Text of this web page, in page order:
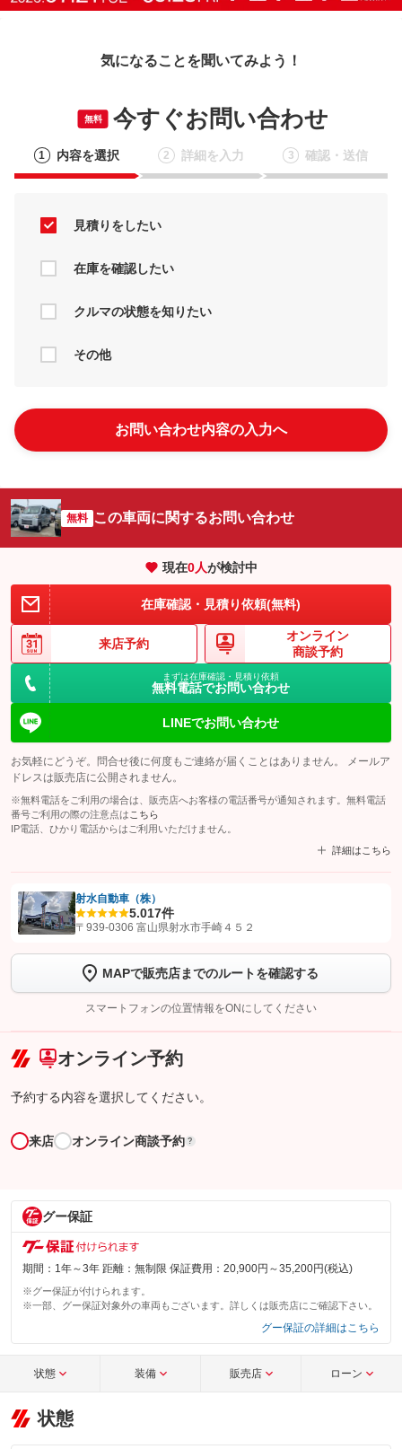
気になることを聞いてみよう！
無料 今すぐお問い合わせ
1 内容を選択 2 詳細を入力 3 確認・送信
見積りをしたい
在庫を確認したい
クルマの状態を知りたい
その他
お問い合わせ内容の入力へ
無料 この車両に関するお問い合わせ
現在0人が検討中
在庫確認・見積り依頼(無料)
来店予約
オンライン
商談予約
まずは在庫確認・見積り依頼
無料電話でお問い合わせ
LINEでお問い合わせ
お気軽にどうぞ。問合せ後に何度もご連絡が届くことはありません。 メールア
ドレスは販売店に公開されません。
※無料電話をご利用の場合は、販売店へお客様の電話番号が通知されます。無料電話
番号ご利用の際の注意点は こちら
IP電話、ひかり電話からはご利用いただけません。
詳細はこちら
【STEP1】認証画面でグーネットを友だち追加してから「許可する」ボタンを押
トーク画面で
ボタンをタップして問い合わせを
完了してください。
こちら
射水自動車（株）
5.017件
〒939-0306 富山県射水市手崎４５２
MAPで販売店までのルートを確認する
スマートフォンの位置情報をONにしてください
オンライン予約
予約する内容を選択してください。
来店 オンライン商談予約 ?
グー保証
期間：1年～3年 距離：無制限 保証費用：20,900円～35,200円(税込)
※グー保証が付けられます。
※一部、グー保証対象外の車両もございます。詳しくは販売店にご確認下さい。
グー保証の詳細はこちら
状態 装備 販売店 ローン
状態